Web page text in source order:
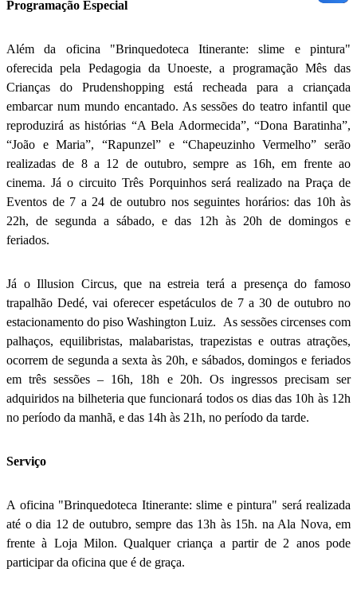
Programação Especial
Além da oficina "Brinquedoteca Itinerante: slime e pintura"
oferecida pela Pedagogia da Unoeste, a programação Mês das
Crianças do Prudenshopping está recheada para a criançada
embarcar num mundo encantado. As sessões do teatro infantil que
reproduzirá as histórias “A Bela Adormecida”, “Dona Baratinha”,
“João e Maria”, “Rapunzel” e “Chapeuzinho Vermelho” serão
realizadas de 8 a 12 de outubro, sempre as 16h, em frente ao
cinema. Já o circuito Três Porquinhos será realizado na Praça de
Eventos de 7 a 24 de outubro nos seguintes horários: das 10h às
22h, de segunda a sábado, e das 12h às 20h de domingos e
feriados.
Já o Illusion Circus, que na estreia terá a presença do famoso
trapalhão Dedé, vai oferecer espetáculos de 7 a 30 de outubro no
estacionamento do piso Washington Luiz. As sessões circenses com
palhaços, equilibristas, malabaristas, trapezistas e outras atrações,
ocorrem de segunda a sexta às 20h, e sábados, domingos e feriados
em três sessões – 16h, 18h e 20h. Os ingressos precisam ser
adquiridos na bilheteria que funcionará todos os dias das 10h às 12h
no período da manhã, e das 14h às 21h, no período da tarde.
Serviço
A oficina "Brinquedoteca Itinerante: slime e pintura" será realizada
até o dia 12 de outubro, sempre das 13h às 15h. na Ala Nova, em
frente à Loja Milon. Qualquer criança a partir de 2 anos pode
participar da oficina que é de graça.